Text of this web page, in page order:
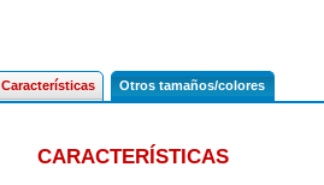
Características Otros tamaños/colores
CARACTERÍSTICAS